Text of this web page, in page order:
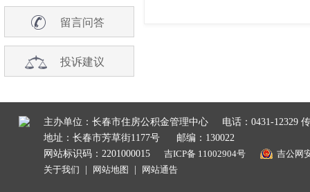
留言问答
投诉建议
主办单位：长春市住房公积金管理中心
电话：0431-12329
地址：长春市芳草街1177号
邮编：130022
网站标识码：2201000015
吉ICP备 11002904号
吉公网
关于我们
网站地图 网站通告